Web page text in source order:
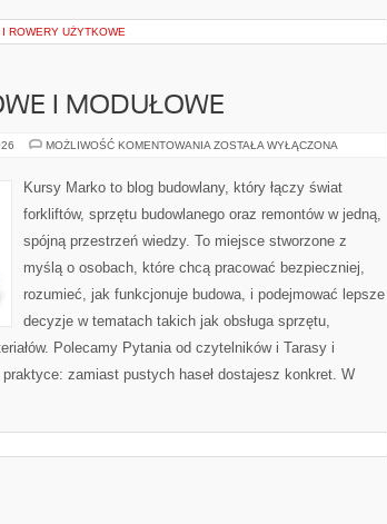
ROWERY UŻYTKOWE
I MODUŁOWE
MOŻLIWOŚĆ KOMENTOWANIA DOMY
MODUŁOWE
ZOSTAŁA WYŁĄCZONA
Kursy Marko to blog budowlany, który łączy świat
forkliftów, sprzętu budowlanego oraz remontów w jedną,
spójną przestrzeń wiedzy. To miejsce stworzone z
myślą o osobach, które chcą pracować bezpieczniej,
rozumieć, jak funkcjonuje budowa, i podejmować lepsze
decyzje w tematach takich jak obsługa sprzętu,
Polecamy Pytania od czytelników i Tarasy i
zamiast pustych haseł dostajesz konkret. W